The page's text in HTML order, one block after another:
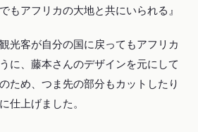
もアフリカの大地と共にいられる』
光客が自分の国に戻ってもアフリカ
に、藤本さんのデザインを元にして
ため、つま先の部分もカットしたり
仕上げました。